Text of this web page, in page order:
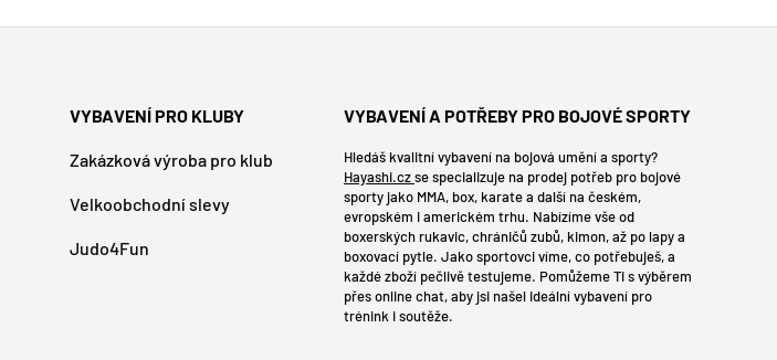
VYBAVENÍ PRO KLUBY
Zakázková výroba pro klub
Velkoobchodní slevy
Judo4Fun
VYBAVENÍ A POTŘEBY PRO BOJOVÉ SPORTY
Hledáš kvalitní vybavení na bojová umění a sporty?
Hayashi.czse specializuje na prodej potřeb pro bojové
sporty jako MMA, box, karate a další na českém,
evropském i americkém trhu. Nabízíme vše od
boxerských rukavic, chráničů zubů, kimon, až po lapy a
boxovací pytle. Jako sportovci víme, co potřebuješ, a
každé zboží pečlivě testujeme. Pomůžeme Ti s výběrem
přes online chat, aby jsi našel ideální vybavení pro
trénink i soutěže.